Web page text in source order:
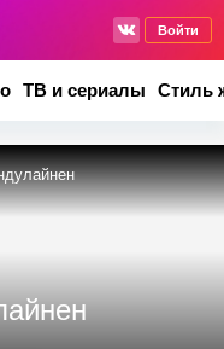
Войти
ТВ и сериалы Стиль